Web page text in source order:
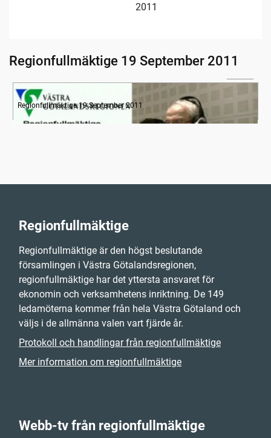
2011
Regionfullmäktige 19 September 2011
Radion informerar
Regionfullmäktige 19 September 2011
Regionfullmäktige
Regionfullmäktige är den högst beslutande
församlingen i Västra Götalandsregionen,
regionfullmäktige har det yttersta ansvaret för
ekonomin och verksamhetens inriktning. De 149
ledamöterna kommer från hela Västra Götaland och
väljs i de allmänna valen vart fjärde år.
Protokoll och handlingar från regionfullmäktige
Mer information om regionfullmäktige
Webb-tv från regionfullmäktige